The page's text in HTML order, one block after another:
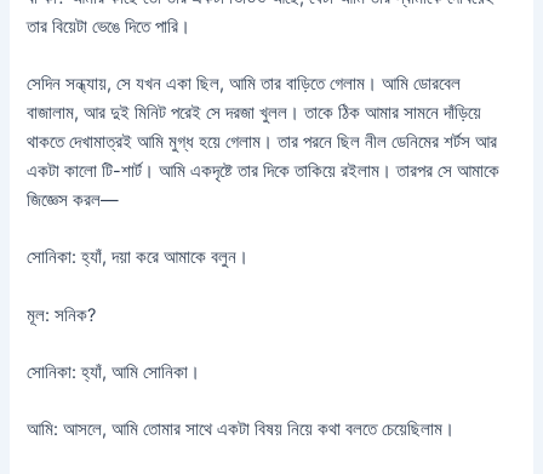
তার বিয়েটা ভেঙে দিতে পারি।
সেদিন সন্ধ্যায়, সে যখন একা ছিল, আমি তার বাড়িতে গেলাম। আমি ডোরবেল
বাজালাম, আর দুই মিনিট পরেই সে দরজা খুলল। তাকে ঠিক আমার সামনে দাঁড়িয়ে
থাকতে দেখামাত্রই আমি মুগ্ধ হয়ে গেলাম। তার পরনে ছিল নীল ডেনিমের শর্টস আর
একটা কালো টি-শার্ট। আমি একদৃষ্টে তার দিকে তাকিয়ে রইলাম। তারপর সে আমাকে
জিজ্ঞেস করল—
সোনিকা: হ্যাঁ, দয়া করে আমাকে বলুন।
মূল: সনিক?
সোনিকা: হ্যাঁ, আমি সোনিকা।
আমি: আসলে, আমি তোমার সাথে একটা বিষয় নিয়ে কথা বলতে চেয়েছিলাম।